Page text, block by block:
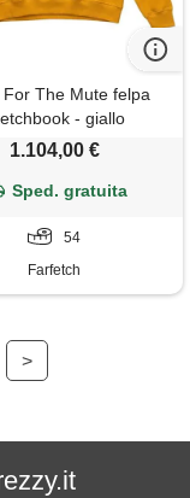
For The Mute felpa
- giallo
1.104,00 €
Sped. gratuita
54
Farfetch
>